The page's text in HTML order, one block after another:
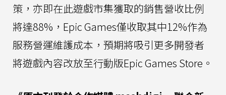
策，亦即在此遊戲市集獲取的銷售營收比例
將達88%，Epic Games僅收取其中12%作為
服務營運維護成本，預期將吸引更多開發者
將遊戲內容改放至行動版Epic Games Store。